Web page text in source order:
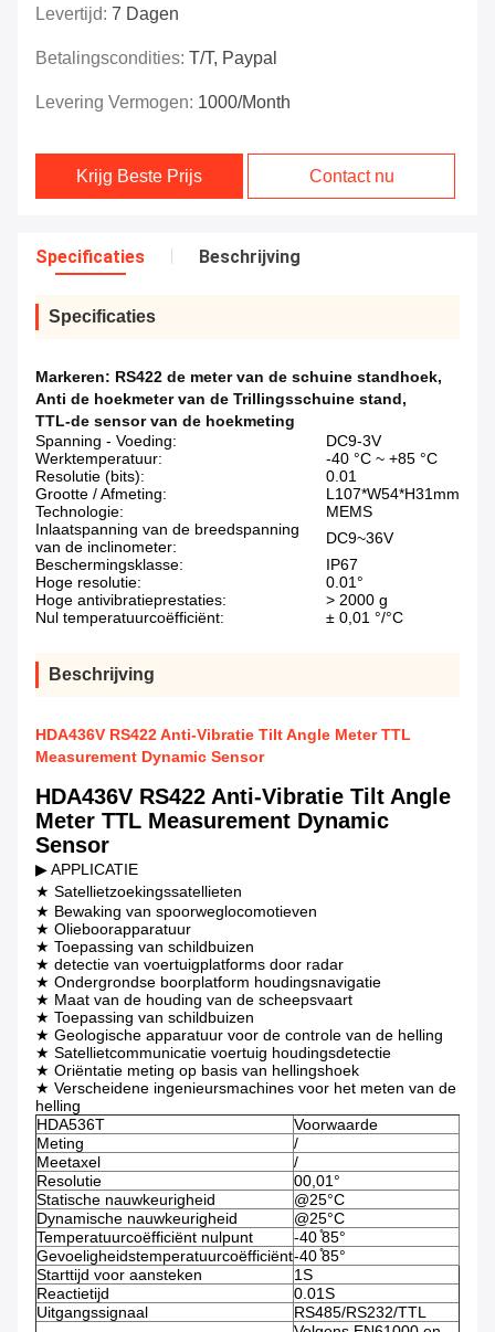
Levertijd: 7 Dagen
Betalingscondities: T/T, Paypal
Levering Vermogen: 1000/month
Krijg Beste Prijs Contact nu
Specificaties Beschrijving
Specificaties
Markeren: RS422 de meter van de schuine standhoek,
Anti de hoekmeter van de Trillingsschuine stand,
TTL-de sensor van de hoekmeting
Spanning - Voeding:
DC9-3V
Werktemperatuur:
-40 °C ~ +85 °C
Resolutie (bits):
0.01
Grootte / Afmeting:
L107*W54*H31mm
Technologie:
MEMS
Inlaatspanning van de breedspanning
van de inclinometer:
DC9~36V
Beschermingsklasse:
IP67
Hoge resolutie:
0.01°
Hoge antivibratieprestaties:
> 2000 g
Nul temperatuurcoëfficiënt:
± 0,01 °/°C
Beschrijving
HDA436V RS422 Anti-Vibratie Tilt Angle Meter TTL
Measurement Dynamic Sensor
HDA436V RS422 Anti-Vibratie Tilt Angle
Meter TTL Measurement Dynamic
Sensor
▶ APPLICATIE
★ Satellietzoekingssatellieten
★ Bewaking van spoorweglocomotieven
★ Olieboorapparatuur
★ Toepassing van schildbuizen
★ detectie van voertuigplatforms door radar
★ Ondergrondse boorplatform houdingsnavigatie
★ Maat van de houding van de scheepsvaart
★ Toepassing van schildbuizen
★ Geologische apparatuur voor de controle van de helling
★ Satellietcommunicatie voertuig houdingsdetectie
★ Oriëntatie meting op basis van hellingshoek
★ Verscheidene ingenieursmachines voor het meten van de
helling
HDA536T
Voorwaarde
Meting
/
Meetaxel
/
Resolutie
00,01°
Statische nauwkeurigheid
@25°C
Dynamische nauwkeurigheid
@25°C
Temperatuurcoëfficiënt nulpunt
-40 ̊85°
Gevoeligheidstemperatuurcoëfficiënt-40 ̊85°
Starttijd voor aansteken
1S
Reactietijd
0.01S
Uitgangssignaal
RS485/RS232/TTL